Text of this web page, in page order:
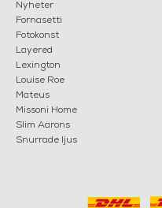
Nyheter
Fornasetti
Fotokonst
Layered
Lexington
Louise Roe
Mateus
Missoni Home
Slim Aarons
Snurrade ljus